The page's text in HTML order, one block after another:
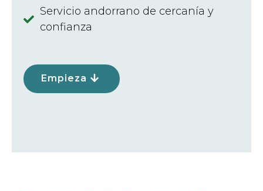
Servicio andorrano de cercanía y
confianza
Empieza